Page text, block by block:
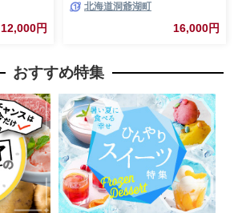
12,000円
ーベキュー おうち焼肉 BBQ ジ
ューシー ヘルシー 赤身本来の
北海道洞爺湖町
16,000円
おすすめ特集